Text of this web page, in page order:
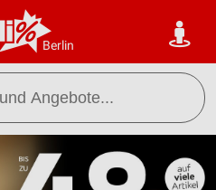
Berlin